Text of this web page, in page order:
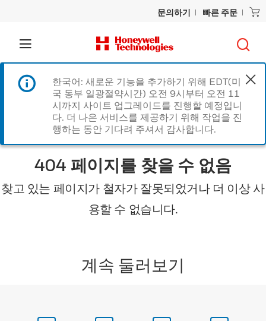
문의하기 빠른 주문
한국어: 새로운 기능을 추가하기 위해 EDT(미
국 동부 일광절약시간) 오전 9시부터 오전 11
시까지 사이트 업그레이드를 진행할 예정입니
다. 더 나은 서비스를 제공하기 위해 작업을 진
행하는 동안 기다려 주셔서 감사합니다.
404 페이지를 찾을 수 없음
찾고 있는 페이지가 철자가 잘못되었거나 더 이상 사
용할 수 없습니다.
계속 둘러보기